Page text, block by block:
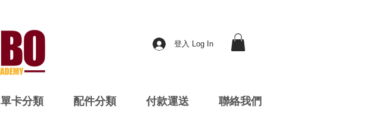
登入 Log In
單卡分類 配件分類 付款運送 聯絡我們